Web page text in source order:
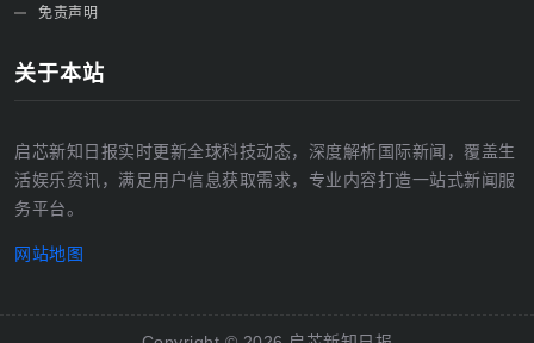
免责声明
关于本站
启芯新知日报实时更新全球科技动态，深度解析国际新闻，覆盖生
活娱乐资讯，满足用户信息获取需求，专业内容打造一站式新闻服
务平台。
网站地图